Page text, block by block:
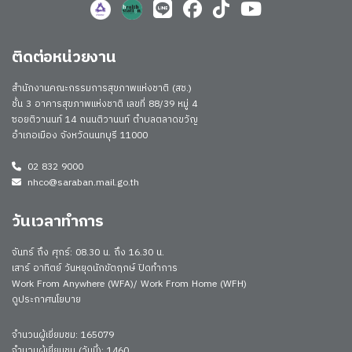
ติดต่อหน่วยงาน
สำนักงานคณะกรรมการสุขภาพแห่งชาติ (สช.)
ชั้น 3 อาคารสุขภาพแห่งชาติ เลขที่ 88/39 หมู่ 4
ซอยติวานนท์ 14 ถนนติวานนท์ ตำบลตลาดขวัญ
อำเภอเมือง จังหวัดนนทบุรี 11000
02 832 9000
nhco@saraban.mail.go.th
วันเวลาทำการ
จันทร์ ถึง ศุกร์: 08.30 น. ถึง 16.30 น.
เสาร์ อาทิตย์ วันหยุดนักขัตฤกษ์ ปิดทำการ
Work From Anywhere (WFA)/ Work From Home (WFH)
ดูประกาศนโยบาย
จำนวนผู้เยี่ยมชม: 165079